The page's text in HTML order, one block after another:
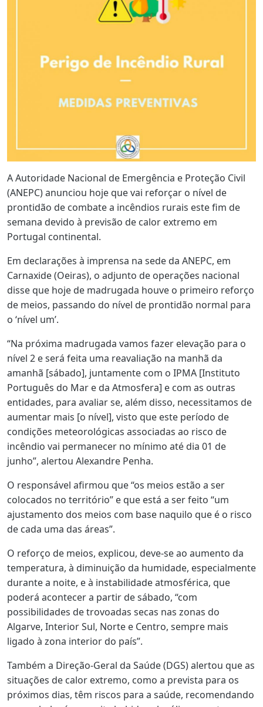
A Autoridade Nacional de Emergência e Proteção Civil
(ANEPC) anunciou hoje que vai reforçar o nível de
prontidão de combate a incêndios rurais este fim de
semana devido à previsão de calor extremo em
Portugal continental.
Em declarações à imprensa na sede da ANEPC, em
Carnaxide (Oeiras), o adjunto de operações nacional
disse que hoje de madrugada houve o primeiro reforço
de meios, passando do nível de prontidão normal para
o ‘nível um’.
“Na próxima madrugada vamos fazer elevação para o
nível 2 e será feita uma reavaliação na manhã da
amanhã [sábado], juntamente com o IPMA [Instituto
Português do Mar e da Atmosfera] e com as outras
entidades, para avaliar se, além disso, necessitamos de
aumentar mais [o nível], visto que este período de
condições meteorológicas associadas ao risco de
incêndio vai permanecer no mínimo até dia 01 de
junho”, alertou Alexandre Penha.
O responsável afirmou que “os meios estão a ser
colocados no território” e que está a ser feito “um
ajustamento dos meios com base naquilo que é o risco
de cada uma das áreas”.
O reforço de meios, explicou, deve-se ao aumento da
temperatura, à diminuição da humidade, especialmente
durante a noite, e à instabilidade atmosférica, que
poderá acontecer a partir de sábado, “com
possibilidades de trovoadas secas nas zonas do
Algarve, Interior Sul, Norte e Centro, sempre mais
ligado à zona interior do país”.
Também a Direção-Geral da Saúde (DGS) alertou que as
situações de calor extremo, como a prevista para os
próximos dias, têm riscos para a saúde, recomendando